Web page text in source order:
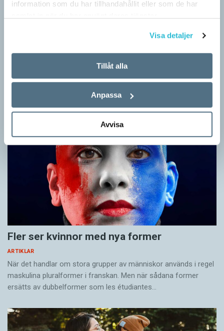
information som du har tillhandahållit eller som de har
Visa detaljer
Tillåt alla
Anpassa
Avvisa
Inlärningen gynnas av gissningar
Först se en bild. Sedan gissa ordet för det bilden föreställer för
populära appar…
Fler ser kvinnor med nya former
ARTIKLAR
När det handlar om stora grupper av människor används i regel
maskulina pluralformer i franskan. Men när sådana ­former
ersätts av dubbel­former som les étudiantes…